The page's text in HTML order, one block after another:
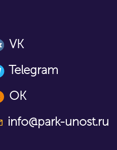
VK
Telegram
OK
info@park-unost.ru